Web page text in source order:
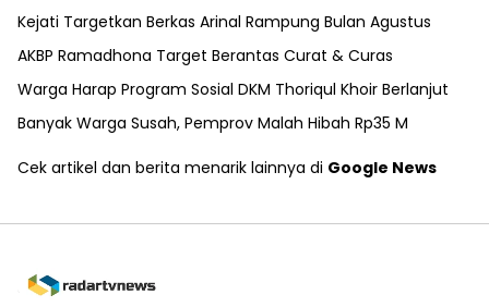
Kejati Targetkan Berkas Arinal Rampung Bulan Agustus
AKBP Ramadhona Target Berantas Curat & Curas
Warga Harap Program Sosial DKM Thoriqul Khoir Berlanjut
Banyak Warga Susah, Pemprov Malah Hibah Rp35 M
Cek artikel dan berita menarik lainnya di Google News